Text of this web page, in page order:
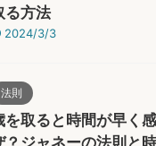
る方法
2024/3/3
法則
を取ると時間が早く
？ジャネーの法則と